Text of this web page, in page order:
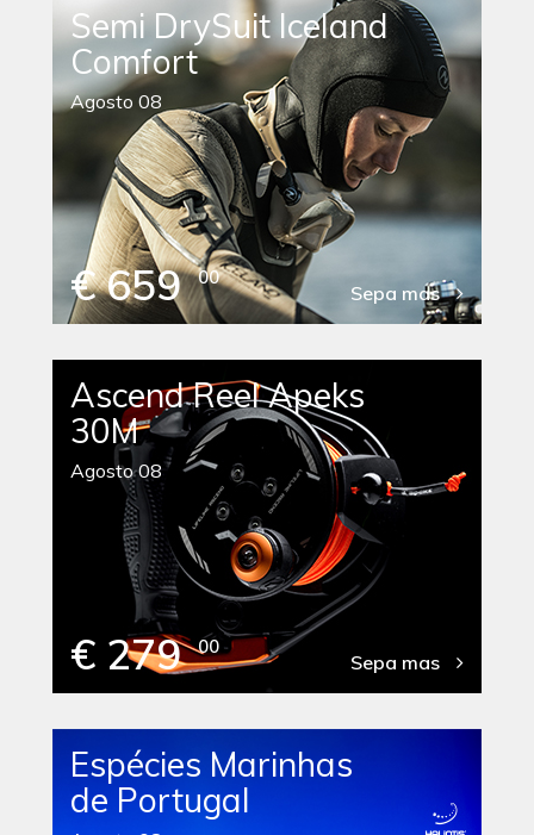
Semi DrySuit Iceland
Comfort
Agosto 08
€ 659 00
Sepa mas
Ascend Reel Apeks
30M
Agosto 08
€ 279 00
Sepa mas
Espécies Marinhas
de Portugal